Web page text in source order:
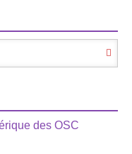
des OSC